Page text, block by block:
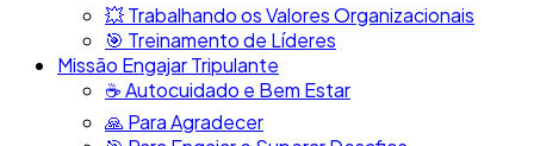
💥​ Trabalhando os Valores Organizacionais
​🎯​ Treinamento de Líderes
Missão Engajar Tripulante
☕​ Autocuidado e Bem Estar
🙏​ Para Agradecer